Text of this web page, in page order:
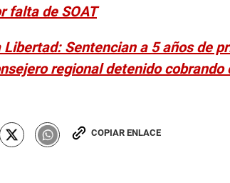
falta de SOAT
Libertad: Sentencian a 5 años de
regional detenido cobrando
COPIAR ENLACE